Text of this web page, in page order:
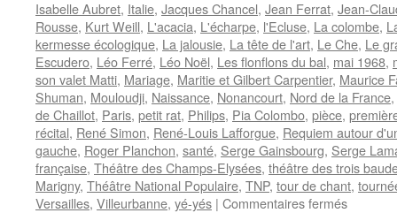
Isabelle Aubret, Italie, Jacques Chancel, Jean Ferrat, Jean-
Rousse, Kurt Weill, L'acacia, L'écharpe, l'Ecluse, La colombe,
kermesse écologique, La jalousie, La tête de l'art, Le Che, Le
Escudero, Léo Ferré, Léo Noël, Les flonflons du bal, mai 1968,
son valet Matti, Mariage, Maritie et Gilbert Carpentier, Maurice
Shuman, Mouloudji, Naissance, Nonancourt, Nord de la France,
de Chaillot, Paris, petit rat, Philips, Pia Colombo, pièce,
récital, René Simon, René-Louis Lafforgue, Requiem autour
gauche, Roger Planchon, santé, Serge Gainsbourg, Serge
française, Théâtre des Champs-Elysées, théâtre des trois
Marigny, Théâtre National Populaire, TNP, tour de chant,
Versailles, Villeurbanne, yé-yés | Commentaires ferméssur